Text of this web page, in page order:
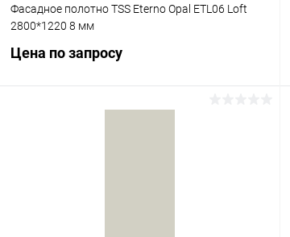
Фасадное полотно TSS Eterno Opal ETL06 Loft
2800*1220 8 мм
Цена по запросу